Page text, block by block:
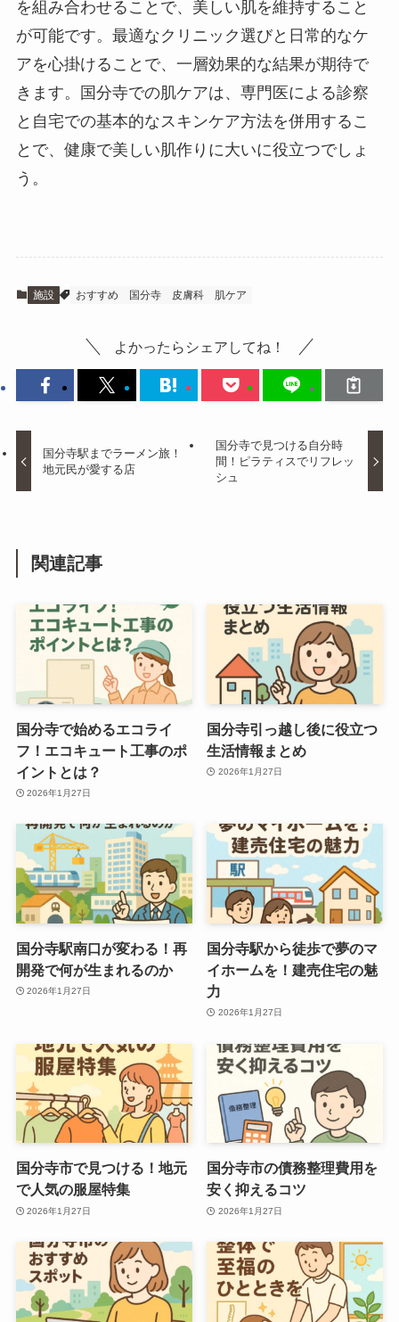
を組み合わせることで、美しい肌を維持すること
が可能です。最適なクリニック選びと日常的なケ
アを心掛けることで、一層効果的な結果が期待で
きます。国分寺での肌ケアは、専門医による診察
と自宅での基本的なスキンケア方法を併用するこ
とで、健康で美しい肌作りに大いに役立つでしょ
う。
施設 おすすめ 国分寺 皮膚科 肌ケア
よかったらシェアしてね！
国分寺駅までラーメン旅！
地元民が愛する店
国分寺で見つける自分時
間！ピラティスでリフレッ
シュ
関連記事
国分寺で始めるエコライ
フ！エコキュート工事のポ
イントとは？
2026年1月27日
国分寺引っ越し後に役立つ
生活情報まとめ
2026年1月27日
国分寺駅南口が変わる！再
開発で何が生まれるのか
2026年1月27日
国分寺駅から徒歩で夢のマ
イホームを！建売住宅の魅
力
2026年1月27日
国分寺市で見つける！地元
で人気の服屋特集
2026年1月27日
国分寺市の債務整理費用を
安く抑えるコツ
2026年1月27日